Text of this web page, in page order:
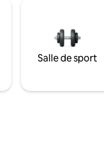
Salle de sport